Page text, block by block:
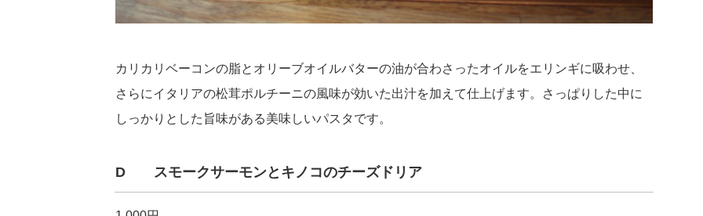
カリカリベーコンの脂とオリーブオイルバターの油が合わさったオイルをエリンギに吸わせ、
さらにイタリアの松茸ポルチーニの風味が効いた出汁を加えて仕上げます。さっぱりした中に
しっかりとした旨味がある美味しいパスタです。
D スモークサーモンとキノコのチーズドリア